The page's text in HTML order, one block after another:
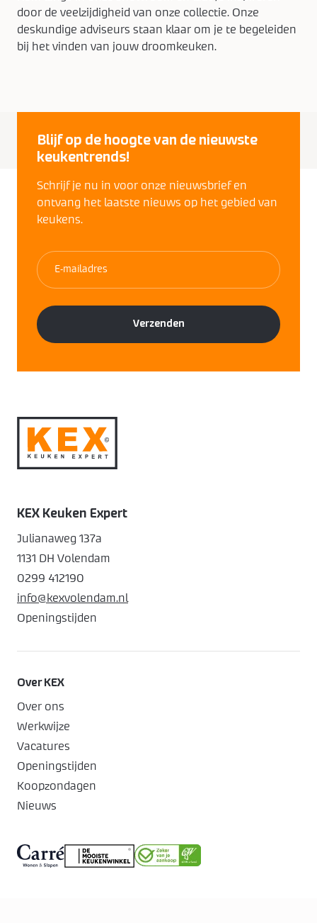
door de veelzijdigheid van onze collectie. Onze
deskundige adviseurs staan klaar om je te begeleiden
bij het vinden van jouw droomkeuken.
Blijf op de hoogte van de nieuwste
keukentrends!
Schrijf je nu in voor onze nieuwsbrief en
ontvang het laatste nieuws op het gebied van
keukens.
Over KEX
Over ons
Werkwijze
Vacatures
Openingstijden
Koopzondagen
Nieuws
KEX Keuken Expert
Julianaweg 137a
1131 DH Volendam
0299 412190
info@kexvolendam.nl
Openingstijden